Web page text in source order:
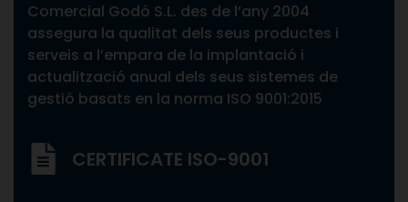
Comercial Godó S.L. des de l’any 2004
assegura la qualitat dels seus productes i
serveis a l’empara de la implantació i
actualització anual dels seus sistemes de
gestió basats en la norma ISO 9001:2015
CERTIFICATE ISO-9001